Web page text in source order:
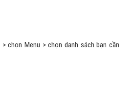
chọn Menu > chọn danh sách bạn cần